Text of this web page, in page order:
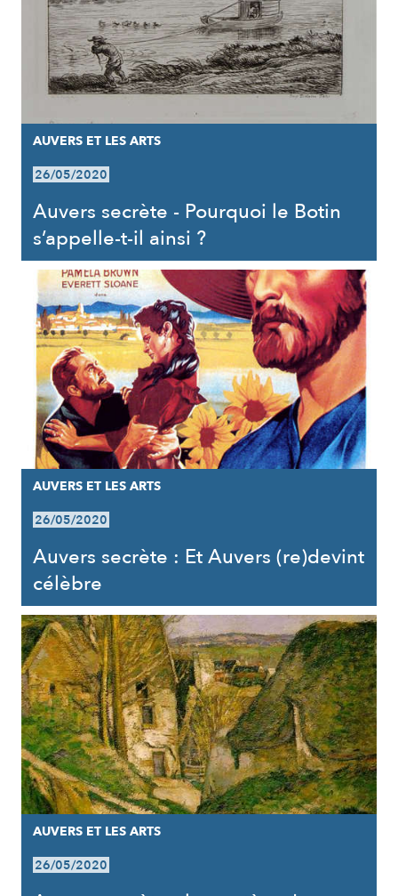
AUVERS ET LES ARTS
26/05/2020
Auvers secrète - Pourquoi le Botin
s’appelle-t-il ainsi ?
AUVERS ET LES ARTS
26/05/2020
Auvers secrète : Et Auvers (re)devint
célèbre
AUVERS ET LES ARTS
26/05/2020